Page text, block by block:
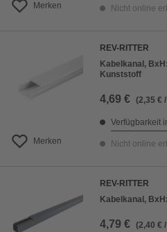
Merken Nicht online
Merken
REV-RITTER
Kabelkanal,
Kunststoff
4,69 € (2,35 €
Verfügbarkeit
Nicht online
REV-RITTER
Kabelkanal,
4,79 € (2,40 €